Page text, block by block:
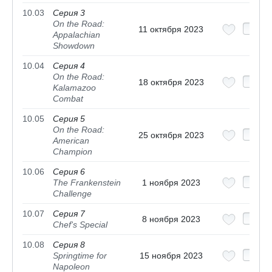
10.03
Серия 3
On the Road:
Appalachian
Showdown
11 октября 2023
10.04
Серия 4
On the Road:
Kalamazoo
Combat
18 октября 2023
10.05
Серия 5
On the Road:
American
Champion
25 октября 2023
10.06
Серия 6
The Frankenstein
Challenge
1 ноября 2023
10.07
Серия 7
Chef's Special
8 ноября 2023
10.08
Серия 8
Springtime for
Napoleon
15 ноября 2023